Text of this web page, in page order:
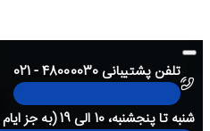
تلفن پشتیبانی 48000030 - 021
شنبه تا پنجشنبه، 10 الی 19 (به جز ایام تعطیل)